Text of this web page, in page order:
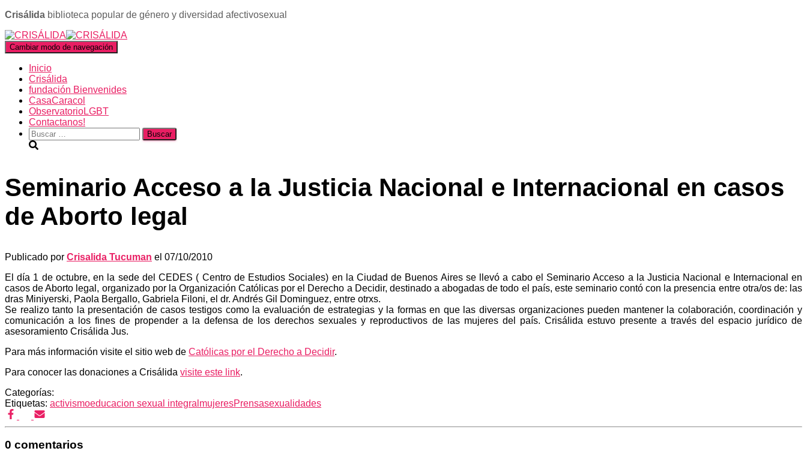
Crisálida biblioteca popular de género y diversidad afectivosexual
Cambiar modo de navegación
Inicio
Crisálida
fundación Bienvenides
CasaCaracol
ObservatorioLGBT
Contactanos!
Buscar:
Seminario Acceso a la Justicia Nacional e Internacional en casos
de Aborto legal
Publicado por Crisalida Tucuman el 07/10/2010
El día 1 de octubre, en la sede del CEDES ( Centro de Estudios Sociales) en la Ciudad de Buenos Aires se llevó a cabo el Seminario Acceso a la Justicia Nacional e Internacional en
casos de Aborto legal, organizado por la Organización Católicas por el Derecho a Decidir, destinado a abogadas de todo el país, este seminario contó con la presencia entre otra/os de: las
dras Miniyerski, Paola Bergallo, Gabriela Filoni, el dr. Andrés Gil Dominguez, entre otrxs.
Se realizo tanto la presentación de casos testigos como la evaluación de estrategias y la formas en que las diversas organizaciones pueden mantener la colaboración, coordinación y
comunicación a los fines de propender a la defensa de los derechos sexuales y reproductivos de las mujeres del país. Crisálida estuvo presente a través del espacio jurídico de
asesoramiento Crisálida Jus.
Para más información visite el sitio web de Católicas por el Derecho a Decidir.
Para conocer las donaciones a Crisálida visite este link.
Categorías:
Etiquetas: activismoeducacion sexual integral mujeresPrensasexualidades
0 comentarios